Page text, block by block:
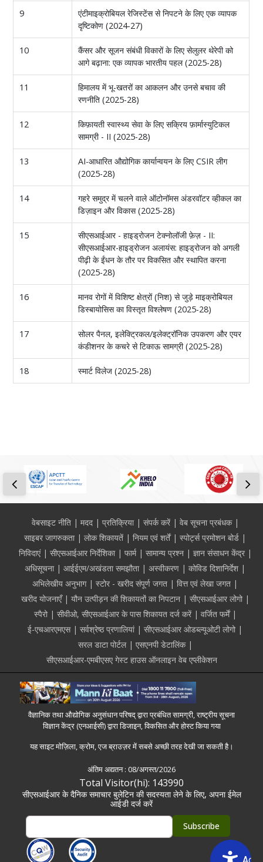
9
एंटीमाइक्रोबियल रेजिस्टेंस से निपटने के लिए एक व्यापक
दृष्टिकोण (2024-27)
10
कैंसर और सूजन संबंधी विकारों के लिए सेलुलर थेरेपी को
आगे बढ़ाना: एक व्यापक भारतीय पहल (2025-28)
11
हिमालय में भू-खतरों का आकलन और उनसे बचाव की
रणनीति (2025-28)
12
किफ़ायती स्वास्थ्य सेवा के लिए सक्रिय फ़ार्मास्युटिकल
सामग्री - II (2025-28)
13
AI-आधारित औद्योगिक कार्यान्वयन के लिए CSIR लीग
(2025-28)
14
गहरे समुद्र में चलने वाले ऑटोनॉमस अंडरवॉटर व्हीकल का
डिज़ाइन और विकास (2025-28)
15
सीएसआईआर - हाइड्रोजन टेक्नोलॉजी फ़ेज़ - II:
सीएसआईआर-हाइड्रोजन अलायंस: हाइड्रोजन को अगली
पीढ़ी के ईंधन के तौर पर विकसित और स्थापित करना
(2025-28)
16
मानव रोगों में विशिष्ट क्षेत्रों (निश) से जुड़े माइक्रोबियल
डिस्बायोसिस का विस्तृत विश्लेषण (2025-28)
17
सोलर पैनल, इलेक्ट्रिकल/इलेक्ट्रॉनिक उपकरण और एयर
कंडीशनर के कचरे से टिकाऊ सामग्री (2025-28)
18 स्मार्ट विलेज (2025-28)
Footerवेबसाइट नीति मदद प्रतिक्रिया संपर्क करें
वेब सूचना प्रबंधक
साइबर जागरुकता
लोक शिकायतें नियम एवं शर्तें
स्पोर्ट्स प्रमोशन बोर्ड
निविदाएं
सीएसआईआर निर्देशिका फार्म सामान्य प्रश्न
ज्ञान संसाधन केंद्र
अधिसूचना
आईईएम/अखंडता समझौता अस्वीकरण
कोविड दिशानिर्देश
अभिलेखीय अनुभाग
स्टोर - खरीद संपूर्ण जगत
वित्त एवं लेखा जगत
खरीद योजनाएँ
यौन उत्पीड़न की शिकायतों का निपटान
सीएसआईआर लोगो
स्पैरो
सीवीओ, सीएसआईआर के पास शिकायत दर्ज करें
वर्जित फर्में
ई-एचआरएमएस
सर्वश्रेष्ठ प्रणालियां
सीएसआईआर ओडब्ल्यूओटी लोगो
सरल डाटा पोर्टल
एसएनपी डेटालिंक
सीएसआईआर-एमबीएसए गेस्ट हाउस ऑनलाइन वेब एप्लीकेशन
वैज्ञानिक तथा औद्योगिक अनुसंधान परिषद् द्वारा प्रबंधित सामग्री, राष्ट्रीय सूचना
विज्ञान केंद्र (एनआईसी) द्वारा डिजाइन, विकसित और होस्ट किया गया
यह साइट मोज़िला, क्रोम, एज ब्राउज़र में सबसे अच्छी तरह देखी जा सकती है।
अंतिम अद्यतन : 08/अगस्त/2026
Total Visitor(hi): 143990
सीएसआईआर के दैनिक समाचार बुलेटिन की सदस्यता लेने के लिए, अपना ईमेल
आईडी दर्ज करें